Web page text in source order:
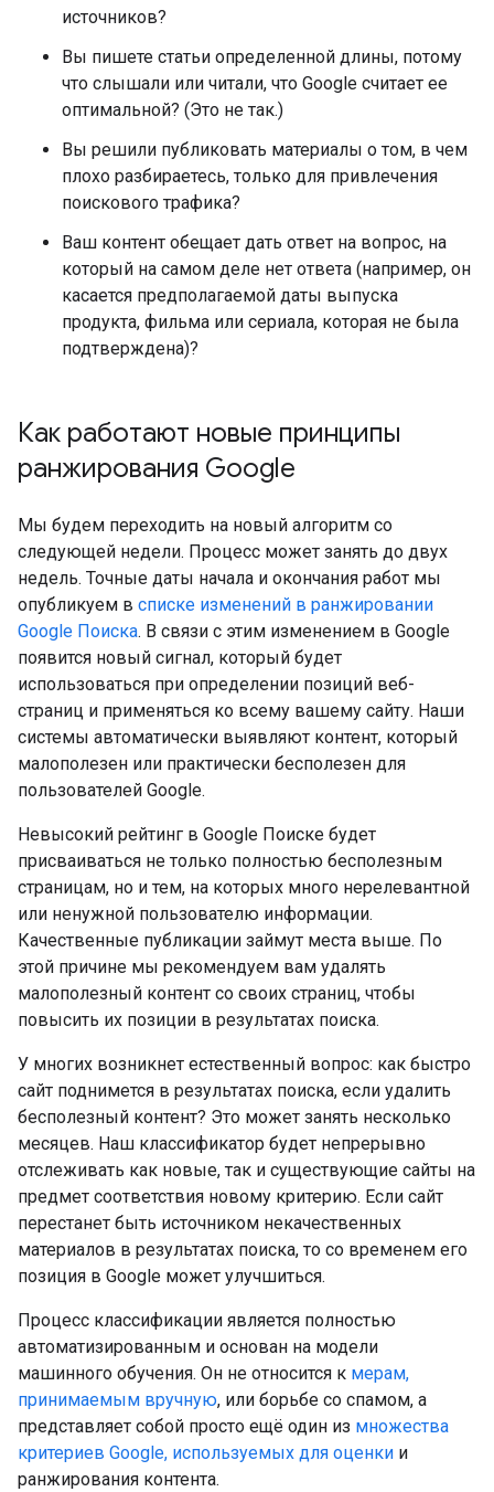
источников?
Вы пишете статьи определенной длины, потому
что слышали или читали, что Google считает ее
оптимальной? (Это не так.)
Вы решили публиковать материалы о том, в чем
плохо разбираетесь, только для привлечения
поискового трафика?
Ваш контент обещает дать ответ на вопрос, на
который на самом деле нет ответа (например, он
касается предполагаемой даты выпуска
продукта, фильма или сериала, которая не была
подтверждена)?
Как работают новые принципы
ранжирования Google
Мы будем переходить на новый алгоритм со
следующей недели. Процесс может занять до двух
недель. Точные даты начала и окончания работ мы
опубликуем в списке изменений в ранжировании
Google Поиска. В связи с этим изменением в Google
появится новый сигнал, который будет
использоваться при определении позиций веб-
страниц и применяться ко всему вашему сайту. Наши
системы автоматически выявляют контент, который
малополезен или практически бесполезен для
пользователей Google.
Невысокий рейтинг в Google Поиске будет
присваиваться не только полностью бесполезным
страницам, но и тем, на которых много нерелевантной
или ненужной пользователю информации.
Качественные публикации займут места выше. По
этой причине мы рекомендуем вам удалять
малополезный контент со своих страниц, чтобы
повысить их позиции в результатах поиска.
У многих возникнет естественный вопрос: как быстро
сайт поднимется в результатах поиска, если удалить
бесполезный контент? Это может занять несколько
месяцев. Наш классификатор будет непрерывно
отслеживать как новые, так и существующие сайты на
предмет соответствия новому критерию. Если сайт
перестанет быть источником некачественных
материалов в результатах поиска, то со временем его
позиция в Google может улучшиться.
Процесс классификации является полностью
автоматизированным и основан на модели
машинного обучения. Он не относится к мерам,
принимаемым вручную, или борьбе со спамом, а
представляет собой просто ещё один из множества
критериев Google, используемых для оценки и
ранжирования контента.